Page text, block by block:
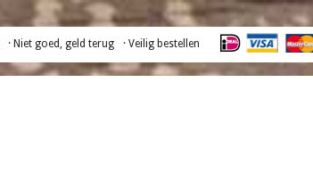
· Niet goed, geld terug · Veilig bestellen